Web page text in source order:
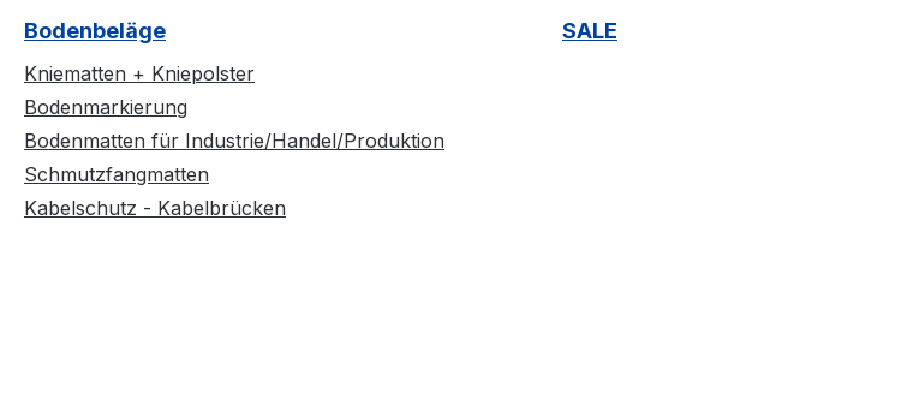
Bodenbeläge
Kniematten + Kniepolster
Bodenmarkierung
Bodenmatten für Industrie/Handel/Produktion
Schmutzfangmatten
Kabelschutz - Kabelbrücken
SALE